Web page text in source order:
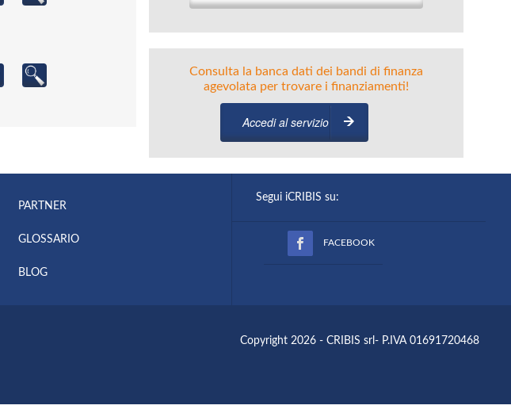
Consulta la banca dati dei bandi di finanza
agevolata per trovare i finanziamenti!
Accedi al servizio
PARTNER
GLOSSARIO
BLOG
Segui iCRIBIS su:
FACEBOOK
Copyright 2026 - CRIBIS srl- P.IVA 01691720468